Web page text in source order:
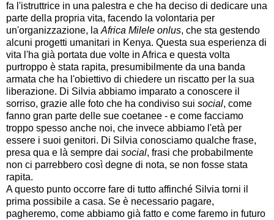
fa l'istruttrice in una palestra e che ha deciso di dedicare una
parte della propria vita, facendo la volontaria per
un'organizzazione, laAfrica Milele onlus, che sta gestendo
alcuni progetti umanitari in Kenya. Questa sua esperienza di
vita l'ha già portata due volte in Africa e questa volta
purtroppo è stata rapita, presumibilmente da una banda
armata che ha l'obiettivo di chiedere un riscatto per la sua
liberazione. Di Silvia abbiamo imparato a conoscere il
sorriso, grazie alle foto che ha condiviso sui social, come
fanno gran parte delle sue coetanee - e come facciamo
troppo spesso anche noi, che invece abbiamo l'età per
essere i suoi genitori. Di Silvia conosciamo qualche frase,
presa qua e là sempre dai social, frasi che probabilmente
non ci parrebbero così degne di nota, se non fosse stata
rapita.
A questo punto occorre fare di tutto affinché Silvia torni il
prima possibile a casa. Se è necessario pagare,
pagheremo, come abbiamo già fatto e come faremo in futuro